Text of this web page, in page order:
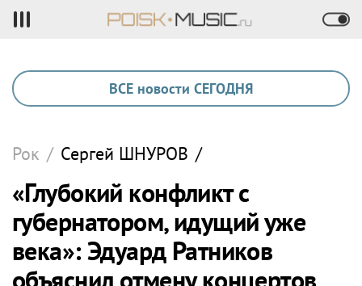
ВСЕ новости СЕГОДНЯ
Рок / Сергей ШНУРОВ /
«Глубокий конфликт с
губернатором, идущий уже
века»: Эдуард Ратников